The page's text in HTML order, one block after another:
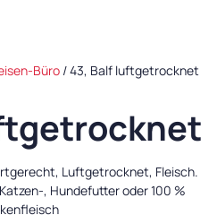
Büro / 43, Balf luftgetrocknet
Luftgetrocknet, Fleisch.
, Hundefutter oder 100 %